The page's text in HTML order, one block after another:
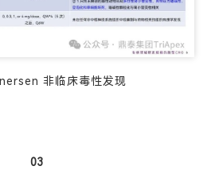
非临床毒性发现
03